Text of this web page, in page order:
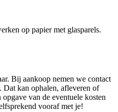
op papier met glasparels.
Bij aankoop nemen we contact
Dat kan ophalen, afleveren of
van de eventuele kosten
vooraf met je!